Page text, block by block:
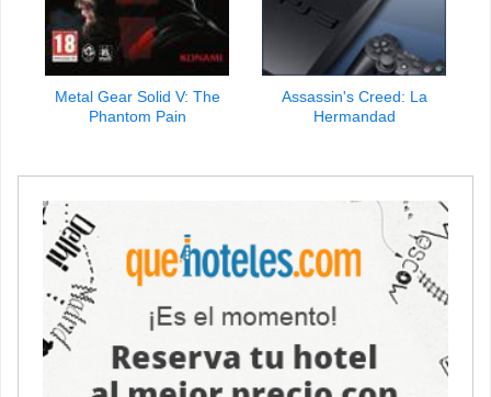
Metal Gear Solid V: The
Phantom Pain
Assassin's Creed: La
Hermandad